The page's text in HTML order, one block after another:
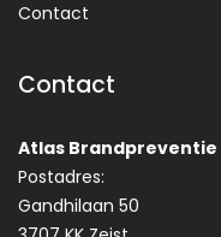
Contact
Contact
Atlas Brandpreventie
Postadres:
Gandhilaan 50